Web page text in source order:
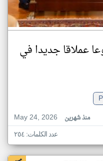
عملاقا جديدا في
May 24, 2026
منذ شهرين
عدد الكلمات: ٢٥٤